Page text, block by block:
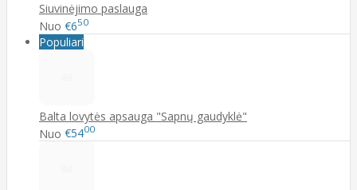
Siuvinėjimo paslauga
Nuo €650
Populiari
Balta lovytės apsauga "Sapnų gaudyklė"
Nuo €5400